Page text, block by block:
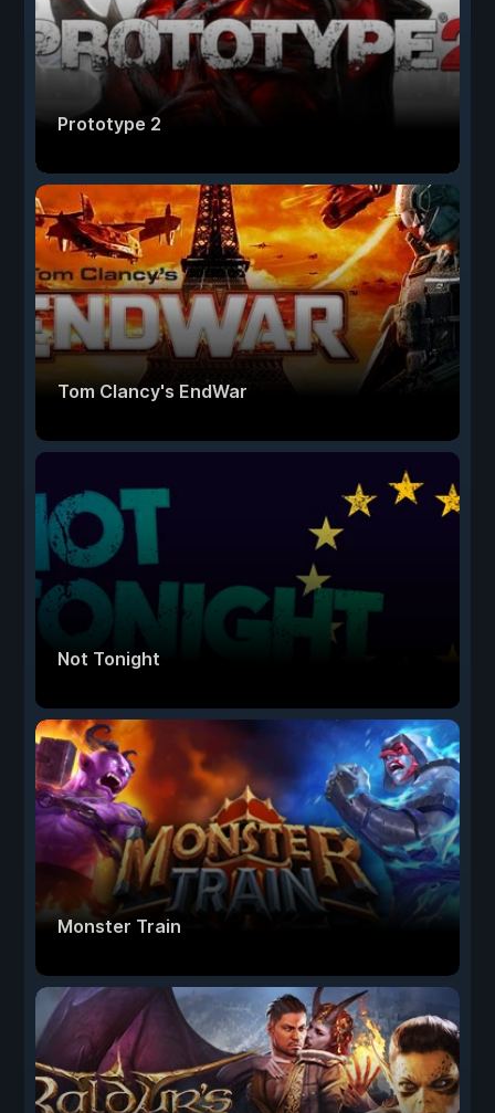
Prototype 2
Tom Clancy's EndWar
Not Tonight
Monster Train